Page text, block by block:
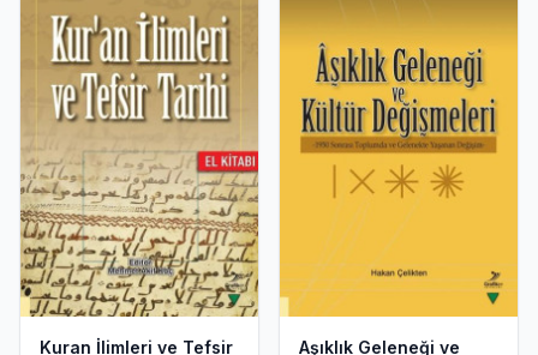
Kuran İlimleri ve Tefsir Aşıklık Geleneği ve